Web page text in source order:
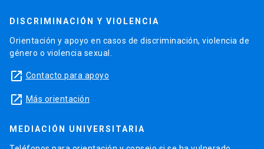
DISCRIMINACIÓN Y VIOLENCIA
Orientación y apoyo en casos de discriminación, violencia de
género o violencia sexual.
launch Contacto para apoyo
launch Más orientación
MEDIACIÓN UNIVERSITARIA